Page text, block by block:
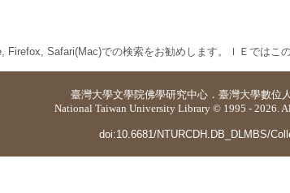
Firefox, Safari(Mac)での検索をお勧めします。ＩＥではこ
臺灣大學文學院佛學研究中心 ． 臺灣大學數位
National Taiwan University Library © 1995 - 2026.
doi:10.6681/NTURCDH.DB_DLMBS/